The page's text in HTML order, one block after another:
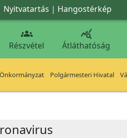
Nyitvatartás | Hangostérkép

Részvétel

Átláthatóság
Önkormányzat Polgármesteri Hivatal